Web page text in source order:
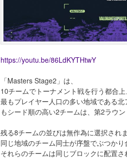
https://youtu.be/86LdKYTHtwY
「Masters Stage2」は、
10チームでトーナメント戦を行う都合上、
最もプレイヤー人口の多い地域である
もシード順の高い2チームは、第2ラウ
残る8チームの並びは無作為に選択されま
同じ地域のチーム同士が序盤でぶつかり
それらのチームは同じブロックに配置